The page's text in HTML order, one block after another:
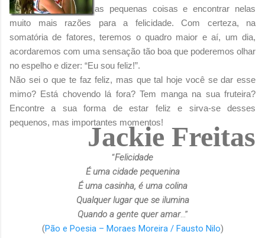
as pequenas coisas e encontrar nelas
muito mais razões para a felicidade. Com certeza, na
somatória de fatores, teremos o quadro maior e aí, um dia,
acordaremos com uma sensação tão boa que poderemos olhar
no espelho e dizer: “Eu sou feliz!”.
Não sei o que te faz feliz, mas que tal hoje você se dar esse
mimo? Está chovendo lá fora? Tem manga na sua fruteira?
Encontre a sua forma de estar feliz e sirva-se desses
pequenos, mas importantes momentos!Jackie Freitas
“Felicidade
É uma cidade pequenina
É uma casinha, é uma colina
Qualquer lugar que se ilumina
Quando a gente quer amar...”
(Pão e Poesia – Moraes Moreira / Fausto Nilo)